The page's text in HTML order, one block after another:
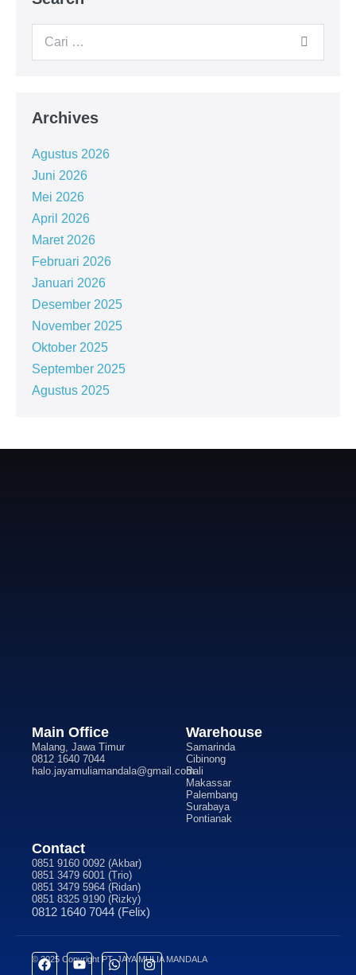
Archives
Agustus 2026
Juni 2026
Mei 2026
April 2026
Maret 2026
Februari 2026
Januari 2026
Desember 2025
November 2025
Oktober 2025
September 2025
Agustus 2025
Main Office
Malang, Jawa Timur
0812 1640 7044
halo.jayamuliamandala@gmail.com
Warehouse
Samarinda
Cibinong
Bali
Makassar
Palembang
Surabaya
Pontianak
Contact
0851 9160 0092 (Akbar)
0851 3479 6001 (Trio)
0851 3479 5964 (Ridan)
0851 8325 9190 (Rizky)
0812 1640 7044 (Felix)
© 2025 Copyright PT. JAYA MULIA MANDALA